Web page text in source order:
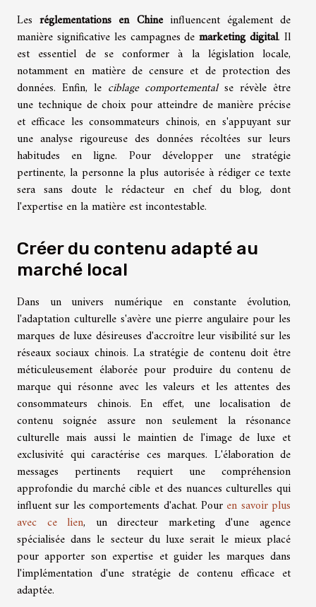
Lesréglementations en Chineinfluencent également de
manière significative les campagnes demarketing digital. Il
est essentiel de se conformer à la législation locale,
notamment en matière de censure et de protection des
données. Enfin, le ciblage comportementalse révèle être
une technique de choix pour atteindre de manière précise
et efficace les consommateurs chinois, en s'appuyant sur
une analyse rigoureuse des données récoltées sur leurs
habitudes en ligne. Pour développer une stratégie
pertinente, la personne la plus autorisée à rédiger ce texte
sera sans doute le rédacteur en chef du blog, dont
l'expertise en la matière est incontestable.
Créer du contenu adapté au
marché local
Dans un univers numérique en constante évolution,
l'adaptation culturelle s'avère une pierre angulaire pour les
marques de luxe désireuses d'accroître leur visibilité sur les
réseaux sociaux chinois. La stratégie de contenu doit être
méticuleusement élaborée pour produire du contenu de
marque qui résonne avec les valeurs et les attentes des
consommateurs chinois. En effet, une localisation de
contenu soignée assure non seulement la résonance
culturelle mais aussi le maintien de l'image de luxe et
exclusivité qui caractérise ces marques. L'élaboration de
messages pertinents requiert une compréhension
approfondie du marché cible et des nuances culturelles qui
influent sur les comportements d'achat. Pour en savoir plus
avec ce lien, un directeur marketing d'une agence
spécialisée dans le secteur du luxe serait le mieux placé
pour apporter son expertise et guider les marques dans
l'implémentation d'une stratégie de contenu efficace et
adaptée.